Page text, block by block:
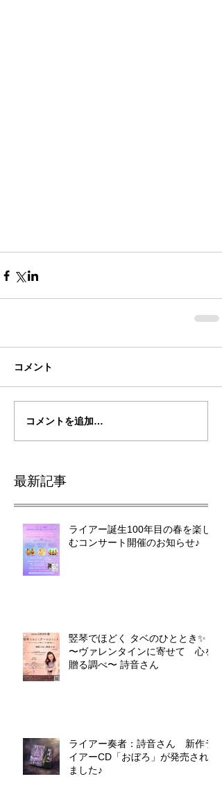
コメント
コメントを追加…
最新記事
ライアー誕生100年目の春を楽し
むコンサート開催のお知らせ♪
竪琴でほどく タベのひととき✨
〜ヴァレンタインに寄せて 心を
贈る調べ〜 詩音さん
ライアー奏者：詩音さん 新作ラ
イアーCD「おぼろ」が発売され
ました♪